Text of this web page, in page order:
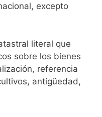
excepto
literal que
sobre los bienes
referencia
antigüedad,